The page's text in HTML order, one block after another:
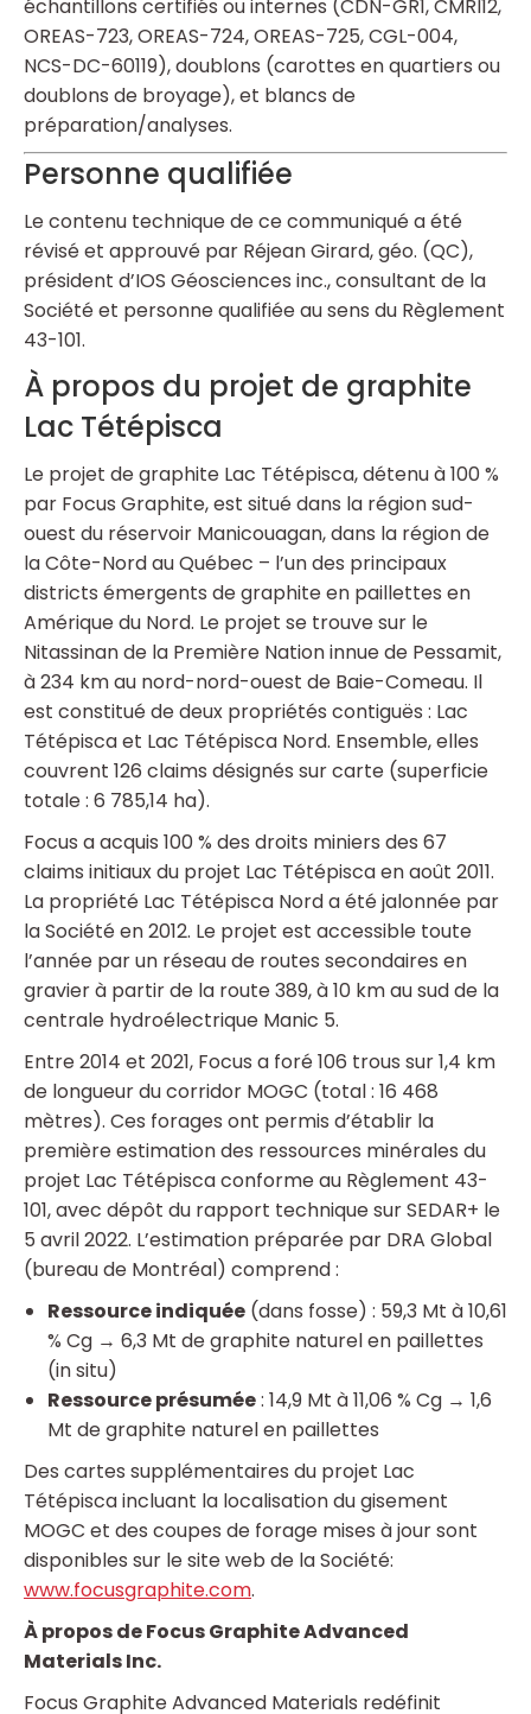
échantillons certifiés ou internes (CDN-GR1, CMRI12,
OREAS-723, OREAS-724, OREAS-725, CGL-004,
NCS-DC-60119), doublons (carottes en quartiers ou
doublons de broyage), et blancs de
préparation/analyses.
Personne qualifiée
Le contenu technique de ce communiqué a été
révisé et approuvé par Réjean Girard, géo. (QC),
président d’IOS Géosciences inc., consultant de la
Société et personne qualifiée au sens du Règlement
43-101.
À propos du projet de graphite
Lac Tétépisca
Le projet de graphite Lac Tétépisca, détenu à 100 %
par Focus Graphite, est situé dans la région sud-
ouest du réservoir Manicouagan, dans la région de
la Côte-Nord au Québec – l’un des principaux
districts émergents de graphite en paillettes en
Amérique du Nord. Le projet se trouve sur le
Nitassinan de la Première Nation innue de Pessamit,
à 234 km au nord-nord-ouest de Baie-Comeau. Il
est constitué de deux propriétés contiguës : Lac
Tétépisca et Lac Tétépisca Nord. Ensemble, elles
couvrent 126 claims désignés sur carte (superficie
totale : 6 785,14 ha).
Focus a acquis 100 % des droits miniers des 67
claims initiaux du projet Lac Tétépisca en août 2011.
La propriété Lac Tétépisca Nord a été jalonnée par
la Société en 2012. Le projet est accessible toute
l’année par un réseau de routes secondaires en
gravier à partir de la route 389, à 10 km au sud de la
centrale hydroélectrique Manic 5.
Entre 2014 et 2021, Focus a foré 106 trous sur 1,4 km
de longueur du corridor MOGC (total : 16 468
mètres). Ces forages ont permis d’établir la
première estimation des ressources minérales du
projet Lac Tétépisca conforme au Règlement 43-
101, avec dépôt du rapport technique sur SEDAR+ le
5 avril 2022. L’estimation préparée par DRA Global
(bureau de Montréal) comprend :
Ressource indiquée (dans fosse) : 59,3 Mt à 10,61
% Cg → 6,3 Mt de graphite naturel en paillettes
(in situ)
Ressource présumée: 14,9 Mt à 11,06 % Cg → 1,6
Mt de graphite naturel en paillettes
Des cartes supplémentaires du projet Lac
Tétépisca incluant la localisation du gisement
MOGC et des coupes de forage mises à jour sont
disponibles sur le site web de la Société:
www.focusgraphite.com.
À propos de Focus Graphite Advanced
Materials Inc.
Focus Graphite Advanced Materials redéfinit